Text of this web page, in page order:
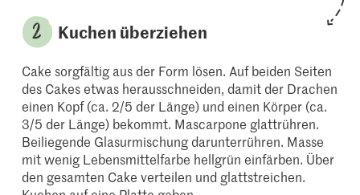
Kuchen überziehen
Cake sorgfältig aus der Form lösen. Auf beiden Seiten
des Cakes etwas herausschneiden, damit der Drachen
einen Kopf (ca. 2/5 der Länge) und einen Körper (ca.
3/5 der Länge) bekommt. Mascarpone glattrühren.
Beiliegende Glasurmischung darunterrühren. Masse
mit wenig Lebensmittelfarbe hellgrün einfärben. Über
den gesamten Cake verteilen und glattstreichen.